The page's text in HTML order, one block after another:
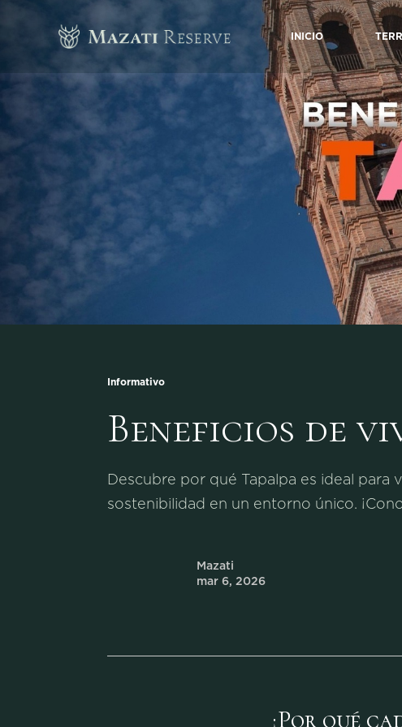
INICIO
Informativo
Beneficios de
Descubre por qué Tapalpa es ideal para
sostenibilidad en un entorno único.
Mazati
mar 6, 2026
¿Por qué